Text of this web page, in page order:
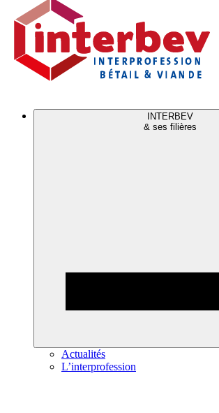
site
INTERBEV
& ses filières
Actualités
L’interprofession